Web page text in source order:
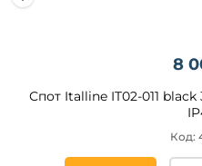
8
Спот Italline IT02-011
Код: